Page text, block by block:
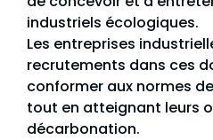
industriels écologiques.
Les entreprises
recrutements dans ces
conformer aux normes
tout en atteignant leurs
décarbonation.